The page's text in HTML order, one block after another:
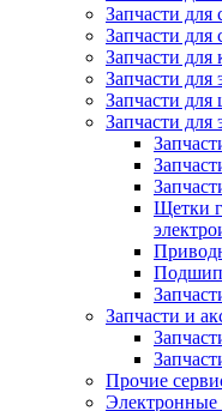
Запчасти
Запчасти для
Запчасти для
Запчасти для
Запчасти
Запчасти для
Щетки
Запчасти и
Прочие